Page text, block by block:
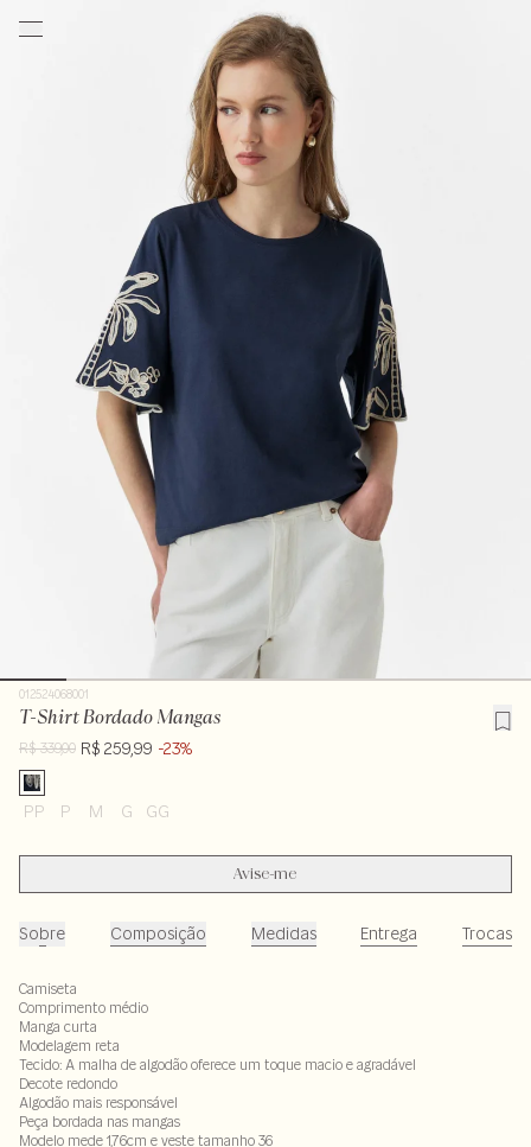
012524068001
T-Shirt Bordado Mangas
R$ 339,00 R$ 259,99 -23%
PP P M G GG
Avise-me
Sobre Composição Medidas Entrega Trocas
Camiseta
Comprimento médio
Manga curta
Modelagem reta
Tecido: A malha de algodão oferece um toque macio e agradável
Decote redondo
Algodão mais responsável
Peça bordada nas mangas
Modelo mede 1,76cm e veste tamanho 36